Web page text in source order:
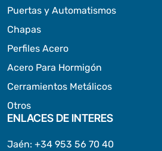
Puertas y Automatismos
Chapas
Perfiles Acero
Acero Para Hormigón
Cerramientos Metálicos
Otros
ENLACES DE INTERES
Jaén: +34 953 56 70 40